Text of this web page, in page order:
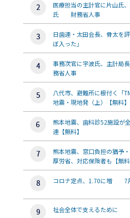
医療担当の主計官に片山氏
氏 財務省人事
日歯連・太田会長、骨太
ぼ入った」
事務次官に宇波氏、主計
務省人事
八代市、避難所に根付く
地震・現地発（上）【無料】
熊本地震、歯科診52施設
連【無料】
熊本地震、窓口負担の猶
厚労省、対応保険者も【無料
コロナ定点、1.70に増 7
社会全体で支えるために